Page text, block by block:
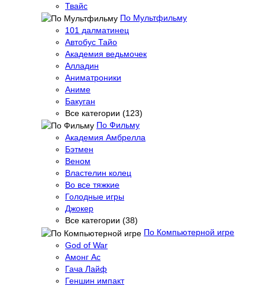
Твайс
По Мультфильму
101 далматинец
Автобус Тайо
Академия ведьмочек
Алладин
Аниматроники
Аниме
Бакуган
Все категории (123)
По Фильму
Академия Амбрелла
Бэтмен
Веном
Властелин колец
Во все тяжкие
Голодные игры
Джокер
Все категории (38)
По Компьютерной игре
God of War
Амонг Ас
Гача Лайф
Геншин импакт